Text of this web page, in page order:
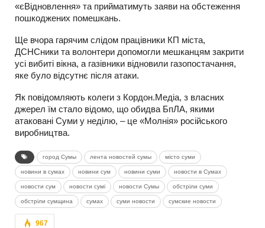
«єВідновлення» та прийматимуть заяви на обстеження
пошкоджених помешкань.
Ще вчора гарячим слідом працівники КП міста,
ДСНСники та волонтери допомогли мешканцям закрити
усі вибиті вікна, а газівники відновили газопостачання,
яке було відсутнє після атаки.
Як повідомляють колеги з Кордон.Медіа, з власних
джерел їм стало відомо, що обидва БпЛА, якими
атаковані Суми у неділю, – це «Молнія» російського
виробництва.
город Сумы лента новостей сумы місто суми
новини в сумах новини сум новини суми новости в Сумах
новости сум новости сумі новости Сумы обстріли суми
обстріли сумщина сумах суми новости сумские новости
967